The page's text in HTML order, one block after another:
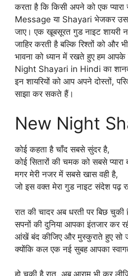
करता है कि किसी अपने को एक
Message या Shayari भेजकर
जाए। एक खूबसूरत गुड नाइट शायरी
जाहिर करती है बल्कि रिश्तों को और
भावना को ध्यान में रखते हुए हम आपके
Night Shayari in Hindi का
इन शायरियों को आप अपने दोस्तों,
साझा कर सकते हैं।
New Night
कोई कहता है चाँद सबसे सुंदर है,
कोई सितारों की चमक को सबसे प्यारा
मगर मेरी नजर में सबसे खास वही है,
जो इस वक्त मेरा गुड नाइट संदेश पढ़
रात की चादर अब धरती पर बिछ चुकी
सपनों की दुनिया आपका इंतजार कर
आंखें बंद कीजिए और मुस्कुराते हुए सो
क्योंकि कल एक नई सुबह आपका
हो चुकी है रात, अब आराम भी कर